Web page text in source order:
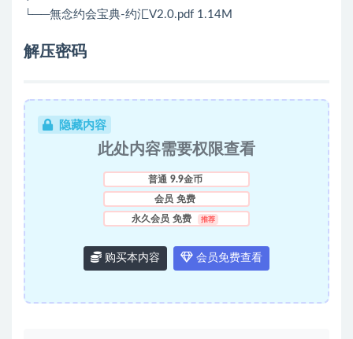
└──無念约会宝典-约汇V2.0.pdf 1.14M
解压密码
隐藏内容
此处内容需要权限查看
普通 9.9金币
会员 免费
永久会员 免费 推荐
购买本内容 会员免费查看